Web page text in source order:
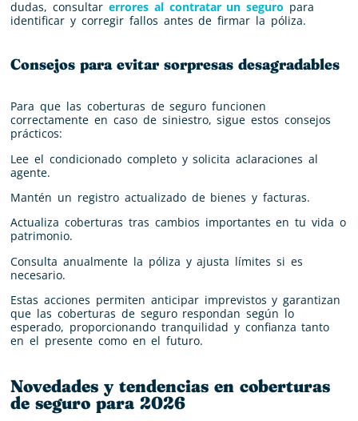
dudas, consultar errores al contratar un seguro para
identificar y corregir fallos antes de firmar la póliza.
Consejos para evitar sorpresas desagradables
Para que las coberturas de seguro funcionen
correctamente en caso de siniestro, sigue estos consejos
prácticos:
Lee el condicionado completo y solicita aclaraciones al
agente.
Mantén un registro actualizado de bienes y facturas.
Actualiza coberturas tras cambios importantes en tu vida o
patrimonio.
Consulta anualmente la póliza y ajusta límites si es
necesario.
Estas acciones permiten anticipar imprevistos y garantizan
que las coberturas de seguro respondan según lo
esperado, proporcionando tranquilidad y confianza tanto
en el presente como en el futuro.
Novedades y tendencias en coberturas
de seguro para 2026